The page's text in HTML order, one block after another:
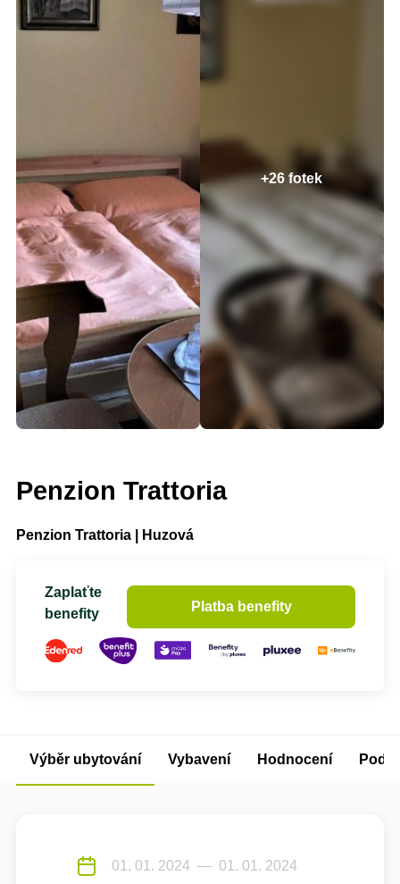
+26 fotek
Penzion Trattoria
Penzion Trattoria | Huzová
Zaplaťte
benefity
Platba benefity
Výběr ubytování Vybavení Hodnocení